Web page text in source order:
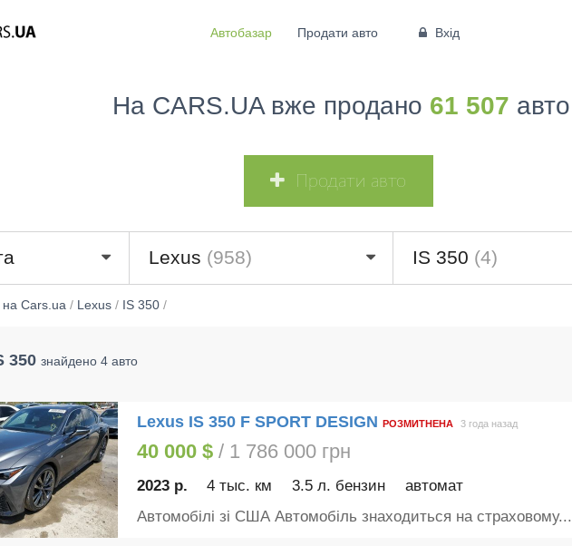
Автобазар Продати авто Вхід
На CARS.UA вже продано 61 507 авто
Продати авто
Lexus (958) IS 350 (4)
на Cars.ua/ Lexus/ IS 350/
350 знайдено 4 авто
Lexus IS 350 F SPORT DESIGN РОЗМИТНЕНА 3 года назад
40 000 $/ 1 786 000 грн
2023 р. 4 тыс. км 3.5 л. бензин автомат
Автомобілі зі США Автомобіль знаходиться на страховому...